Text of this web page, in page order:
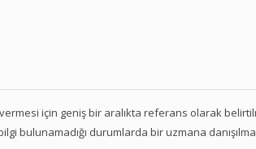
için geniş bir aralıkta referans olarak
bulunamadığı durumlarda bir uzmana